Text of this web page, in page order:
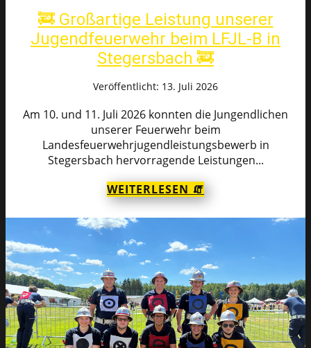
🚒 Großartige Leistung unserer
Jugendfeuerwehr beim LFJL-B in
Stegersbach 🚒
Veröffentlicht: 13. Juli 2026
Am 10. und 11. Juli 2026 konnten die Jungendlichen
unserer Feuerwehr beim
Landesfeuerwehrjugendleistungsbewerb in
Stegersbach hervorragende Leistungen...
WEITERLESEN 🧯